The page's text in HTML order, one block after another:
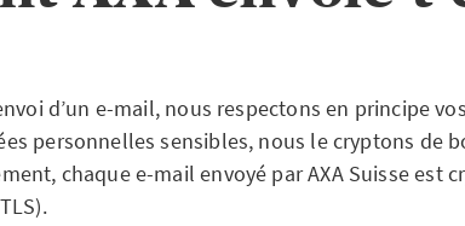
d’un e-mail, nous respectons en principe
personnelles sensibles, nous le cryptons de
chaque e-mail envoyé par AXA Suisse est